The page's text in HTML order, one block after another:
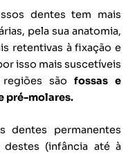
dentes tem mais
pela sua anatomia,
retentivas à fixação e
isso mais suscetíveis
regiões sãofossas e
pré-molares.
permanentes
(infância até à